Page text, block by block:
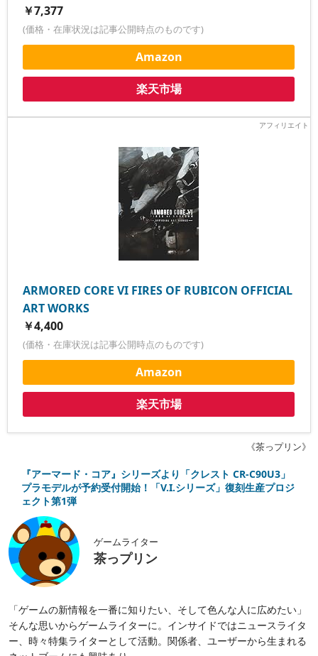
￥7,377
(価格・在庫状況は記事公開時点のものです)
Amazon
楽天市場
ARMORED CORE VI FIRES OF RUBICON OFFICIAL
ART WORKS
￥4,400
(価格・在庫状況は記事公開時点のものです)
Amazon
楽天市場
《茶っプリン》
『アーマード・コア』シリーズより「クレスト CR-C90U3」
プラモデルが予約受付開始！「V.I.シリーズ」復刻生産プロジ
ェクト第1弾
ゲームライター
茶っプリン
「ゲームの新情報を一番に知りたい、そして色んな人に広めたい」
そんな思いからゲームライターに。インサイドではニュースライタ
ー、時々特集ライターとして活動。関係者、ユーザーから生まれる